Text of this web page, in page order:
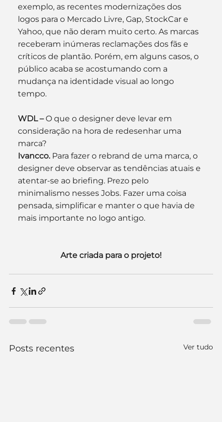
exemplo, as recentes modernizações dos
logos para o Mercado Livre, Gap, StockCar e
Yahoo, que não deram muito certo. As marcas
receberam inúmeras reclamações dos fãs e
críticos de plantão. Porém, em alguns casos, o
público acaba se acostumando com a
mudança na identidade visual ao longo
tempo.
WDL – O que o designer deve levar em
consideração na hora de redesenhar uma
marca?
Ivancco. Para fazer o rebrand de uma marca, o
designer deve observar as tendências atuais e
atentar-se ao briefing. Prezo pelo
minimalismo nesses Jobs. Fazer uma coisa
pensada, simplificar e manter o que havia de
mais importante no logo antigo.
Arte criada para o projeto!
Posts recentes Ver tudo